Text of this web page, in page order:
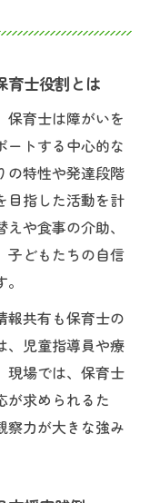
得る充実感と
信頼関係の魅
れる達成感と
援のやりがい
の喜びと成長
仕事の意義
職がおすすめ
援を選ぶ理由
仕事環境比較
育士役割とは
保育士は障がいを
ートする中心的な
の特性や発達段階
目指した活動を計
や食事の介助、
子どもたちの自信
報共有も保育士の
、児童指導員や療
現場では、保育士
が求められるた
察力が大きな強み